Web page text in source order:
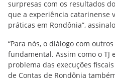
surpresas com os resultados
que a experiência catarinense
práticas em Rondônia”,
“Para nós, o diálogo com
fundamental. Assim como o TJ
problema das execuções
de Contas de Rondônia